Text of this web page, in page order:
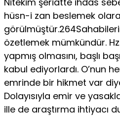
hüsn-i zan beslemek
özetlemek mümkündür.
yapmış olmasını, başlı
kabul ediyorlardı. O’nun
emrinde bir hikmet var
Dolayısıyla emir ve
ille de araştırma ihtiyacı